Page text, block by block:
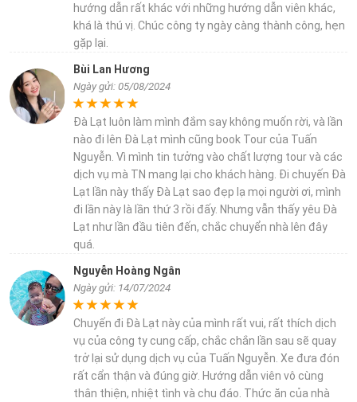
hướng dẫn rất khác với những hướng dẫn viên khác,
khá là thú vị. Chúc công ty ngày càng thành công, hẹn
gặp lại.
Bùi Lan Hương
Ngày gửi: 05/08/2024
Đà Lạt luôn làm mình đắm say không muốn rời, và lần
nào đi lên Đà Lạt mình cũng book Tour của Tuấn
Nguyễn. Vì mình tin tưởng vào chất lượng tour và các
dịch vụ mà TN mang lại cho khách hàng. Đi chuyến Đà
Lạt lần này thấy Đà Lạt sao đẹp lạ mọi người ơi, mình
đi lần này là lần thứ 3 rồi đấy. Nhưng vẫn thấy yêu Đà
Lạt như lần đầu tiên đến, chắc chuyển nhà lên đây
quá.
Nguyễn Hoàng Ngân
Ngày gửi: 14/07/2024
Chuyến đi Đà Lạt này của mình rất vui, rất thích dịch
vụ của công ty cung cấp, chắc chắn lần sau sẽ quay
trở lại sử dụng dịch vụ của Tuấn Nguyễn. Xe đưa đón
rất cẩn thận và đúng giờ. Hướng dẫn viên vô cùng
thân thiện, nhiệt tình và chu đáo. Thức ăn của nhà